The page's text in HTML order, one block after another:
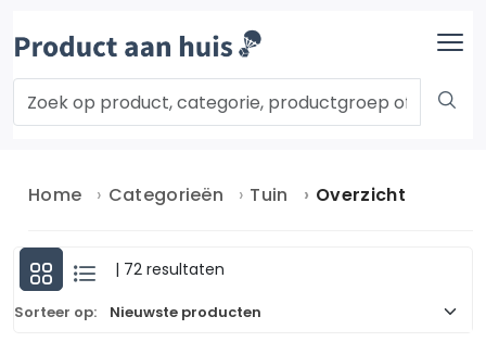
Home Categorieën Tuin Overzicht
| 72 resultaten
Sorteer op: